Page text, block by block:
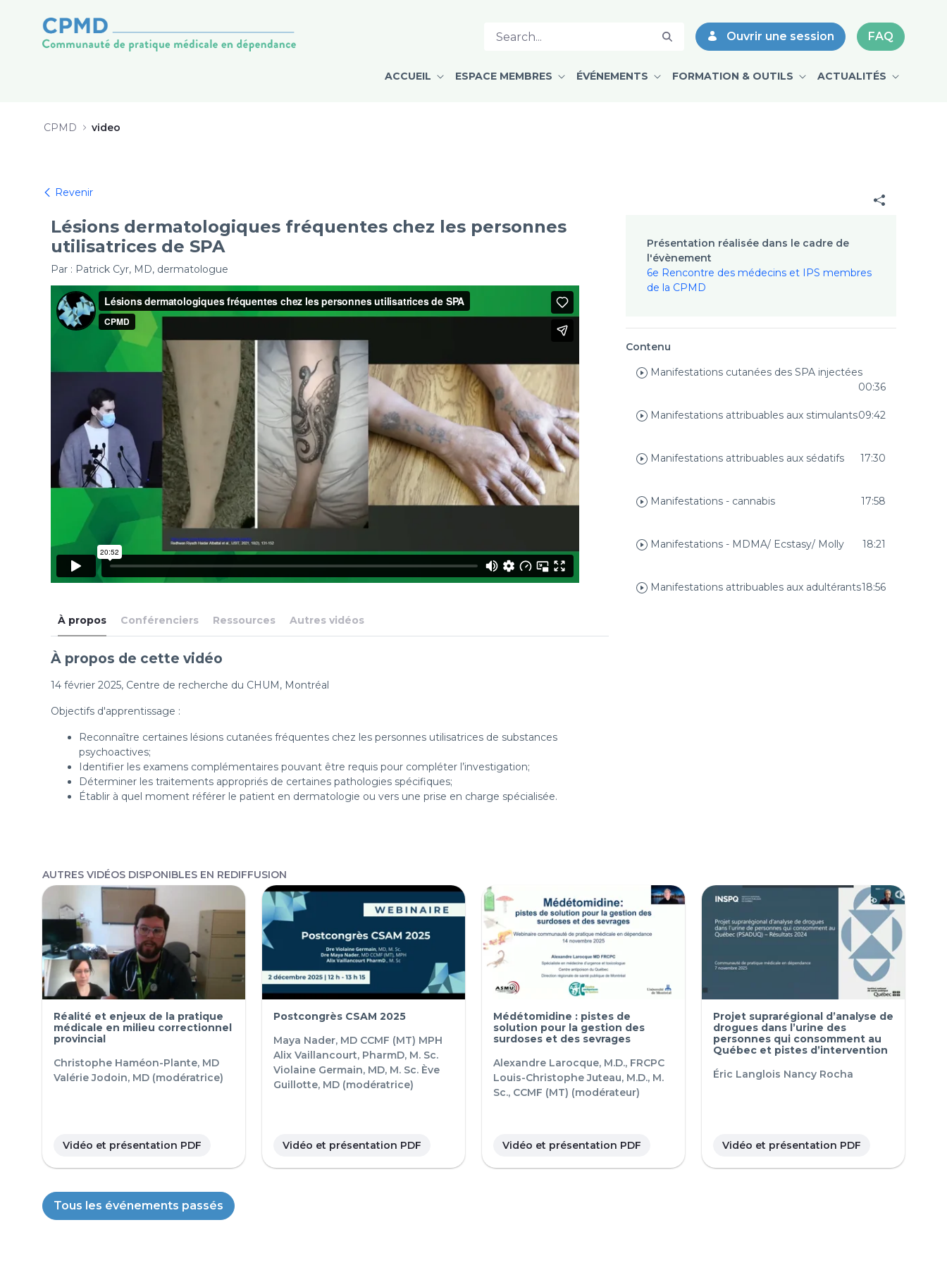
Ouvrir une session FAQ
ACCUEIL ESPACE MEMBRES ÉVÉNEMENTS FORMATION & OUTILS ACTUALITÉS
CPMD video
Revenir
Lésions dermatologiques fréquentes chez les personnes
utilisatrices de SPA
Par : Patrick Cyr, MD, dermatologue
À propos Conférenciers Ressources Autres vidéos
À propos de cette vidéo
14 février 2025, Centre de recherche du CHUM, Montréal
Objectifs d'apprentissage :
Reconnaître certaines lésions cutanées fréquentes chez les personnes utilisatrices de substances
psychoactives;
Identifier les examens complémentaires pouvant être requis pour compléter l’investigation;
Déterminer les traitements appropriés de certaines pathologies spécifiques;
Établir à quel moment référer le patient en dermatologie ou vers une prise en charge spécialisée.
Présentation réalisée dans le cadre de
l'évènement
6e Rencontre des médecins et IPS membres
de la CPMD
Contenu
Manifestations cutanées des SPA injectées
00:36
Manifestations attribuables aux stimulants09:42
Manifestations attribuables aux sédatifs 17:30
Manifestations - cannabis 17:58
Manifestations - MDMA/ Ecstasy/ Molly 18:21
Manifestations attribuables aux adultérants18:56
AUTRES VIDÉOS DISPONIBLES EN REDIFFUSION
Réalité et enjeux de la pratique
médicale en milieu correctionnel
provincial
Christophe Haméon-Plante, MD
Valérie Jodoin, MD (modératrice)
Vidéo et présentation PDF
Postcongrès CSAM 2025
Maya Nader, MD CCMF (MT) MPH
Alix Vaillancourt, PharmD, M. Sc.
Violaine Germain, MD, M. Sc. Ève
Guillotte, MD (modératrice)
Vidéo et présentation PDF
Médétomidine : pistes de
solution pour la gestion des
surdoses et des sevrages
Alexandre Larocque, M.D., FRCPC
Louis-Christophe Juteau, M.D., M.
Sc., CCMF (MT) (modérateur)
Vidéo et présentation PDF
Projet suprarégional d’analyse de
drogues dans l’urine des
personnes qui consomment au
Québec et pistes d’intervention
Éric Langlois Nancy Rocha
Vidéo et présentation PDF
Tous les événements passés